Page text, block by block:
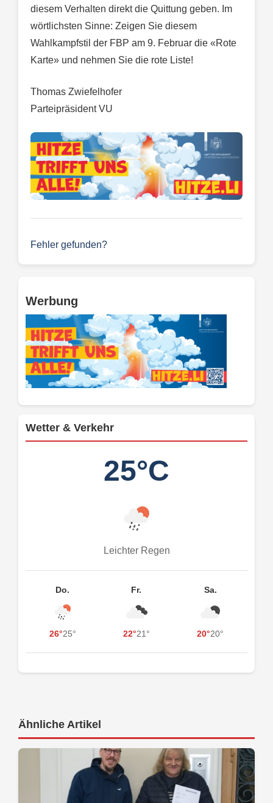
diesem Verhalten direkt die Quittung geben. Im
wörtlichsten Sinne: Zeigen Sie diesem
Wahlkampfstil der FBP am 9. Februar die «Rote
Karte» und nehmen Sie die rote Liste!
Thomas Zwiefelhofer
Parteipräsident VU
Fehler gefunden?
Werbung
Wetter & Verkehr
25°C
Leichter Regen
Do.
26°25°
Fr.
22°21°
Sa.
20°20°
Ähnliche Artikel